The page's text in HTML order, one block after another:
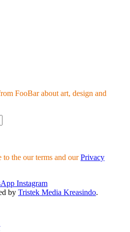
FooBar about art, design and
the our terms and ourPrivacy
Instagram
by Tristek Media Kreasindo.